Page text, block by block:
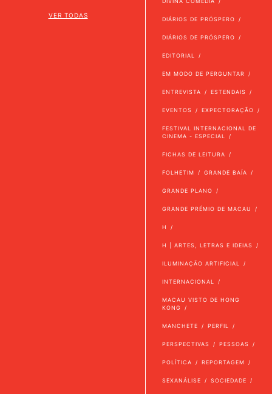
VER TODAS
DIÁRIOS DE PRÓSPERO
DIÁRIOS DE PRÓSPERO
EDITORIAL
EM MODO DE PERGUNTAR
ENTREVISTA ESTENDAIS
EVENTOS EXPECTORAÇÃO
FESTIVAL INTERNACIONAL DE
CINEMA - ESPECIAL
FICHAS DE LEITURA
FOLHETIM GRANDE BAÍA
GRANDE PLANO
GRANDE PRÉMIO DE MACAU
H
H | ARTES, LETRAS E IDEIAS
ILUMINAÇÃO ARTIFICIAL
INTERNACIONAL
MACAU VISTO DE HONG
KONG
MANCHETE PERFIL
PERSPECTIVAS PESSOAS
POLÍTICA REPORTAGEM
SEXANÁLISE SOCIEDADE